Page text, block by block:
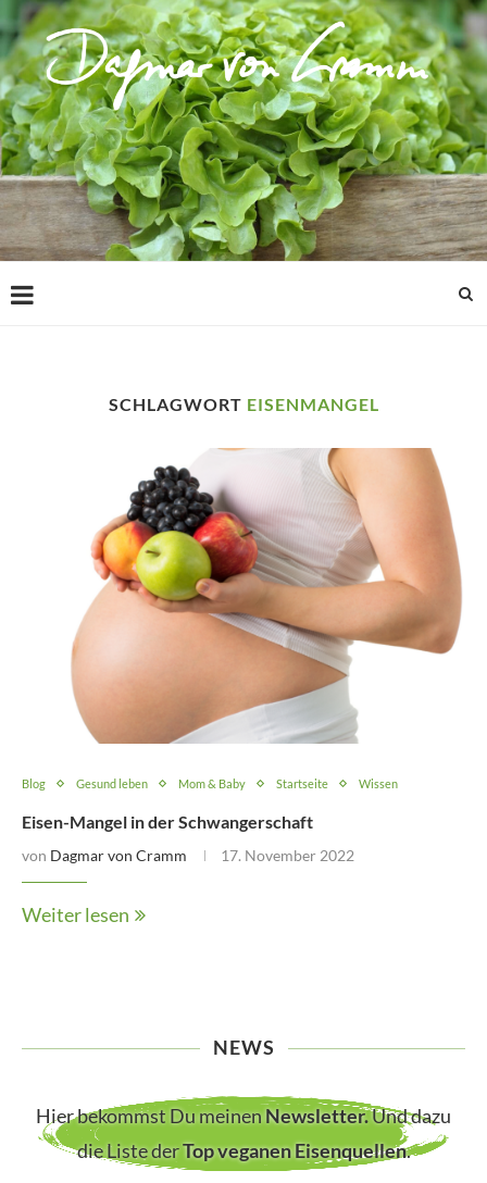
SCHLAGWORT EISENMANGEL
Blog Gesund leben Mom & Baby Startseite Wissen
Eisen-Mangel in der Schwangerschaft
von Dagmar von Cramm 17. November 2022
Weiter lesen
NEWS
Hier bekommst Du meinenNewsletter.Und dazu
die Liste derTop veganen Eisenquellen.